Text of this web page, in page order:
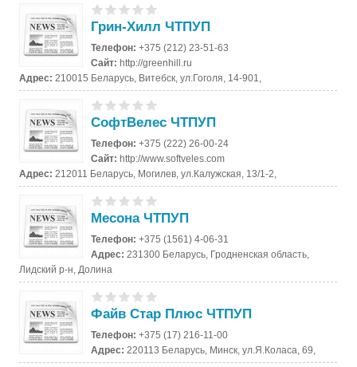
Грин-Хилл ЧТПУП
Телефон:+375 (212) 23-51-63
Сайт:http://greenhill.ru
Адрес: 210015 Беларусь, Витебск, ул.Гоголя, 14-901,
СофтВелес ЧТПУП
Телефон:+375 (222) 26-00-24
Сайт:http://www.softveles.com
Адрес: 212011 Беларусь, Могилев, ул.Калужская, 13/1-2,
Месона ЧТПУП
Телефон:+375 (1561) 4-06-31
Адрес: 231300 Беларусь, Гродненская область,
Лидский р-н, Долина
Файв Стар Плюс ЧТПУП
Телефон:+375 (17) 216-11-00
Адрес: 220113 Беларусь, Минск, ул.Я.Коласа, 69,